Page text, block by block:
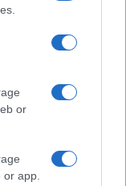
or
app.
tornano
ancora fino a